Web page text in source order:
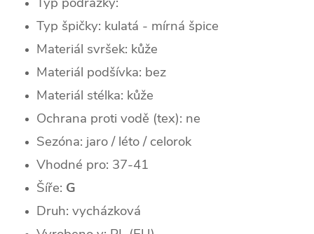
Typ špičky: kulatá - mírná špice
Materiál svršek: kůže
Materiál podšívka: bez
Materiál stélka: kůže
Ochrana proti vodě (tex): ne
Sezóna: jaro / léto / celorok
Vhodné pro: 37-41
Šíře: G
Druh: vycházková